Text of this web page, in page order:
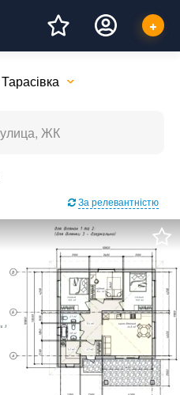
Тарасівка
За релевантністю